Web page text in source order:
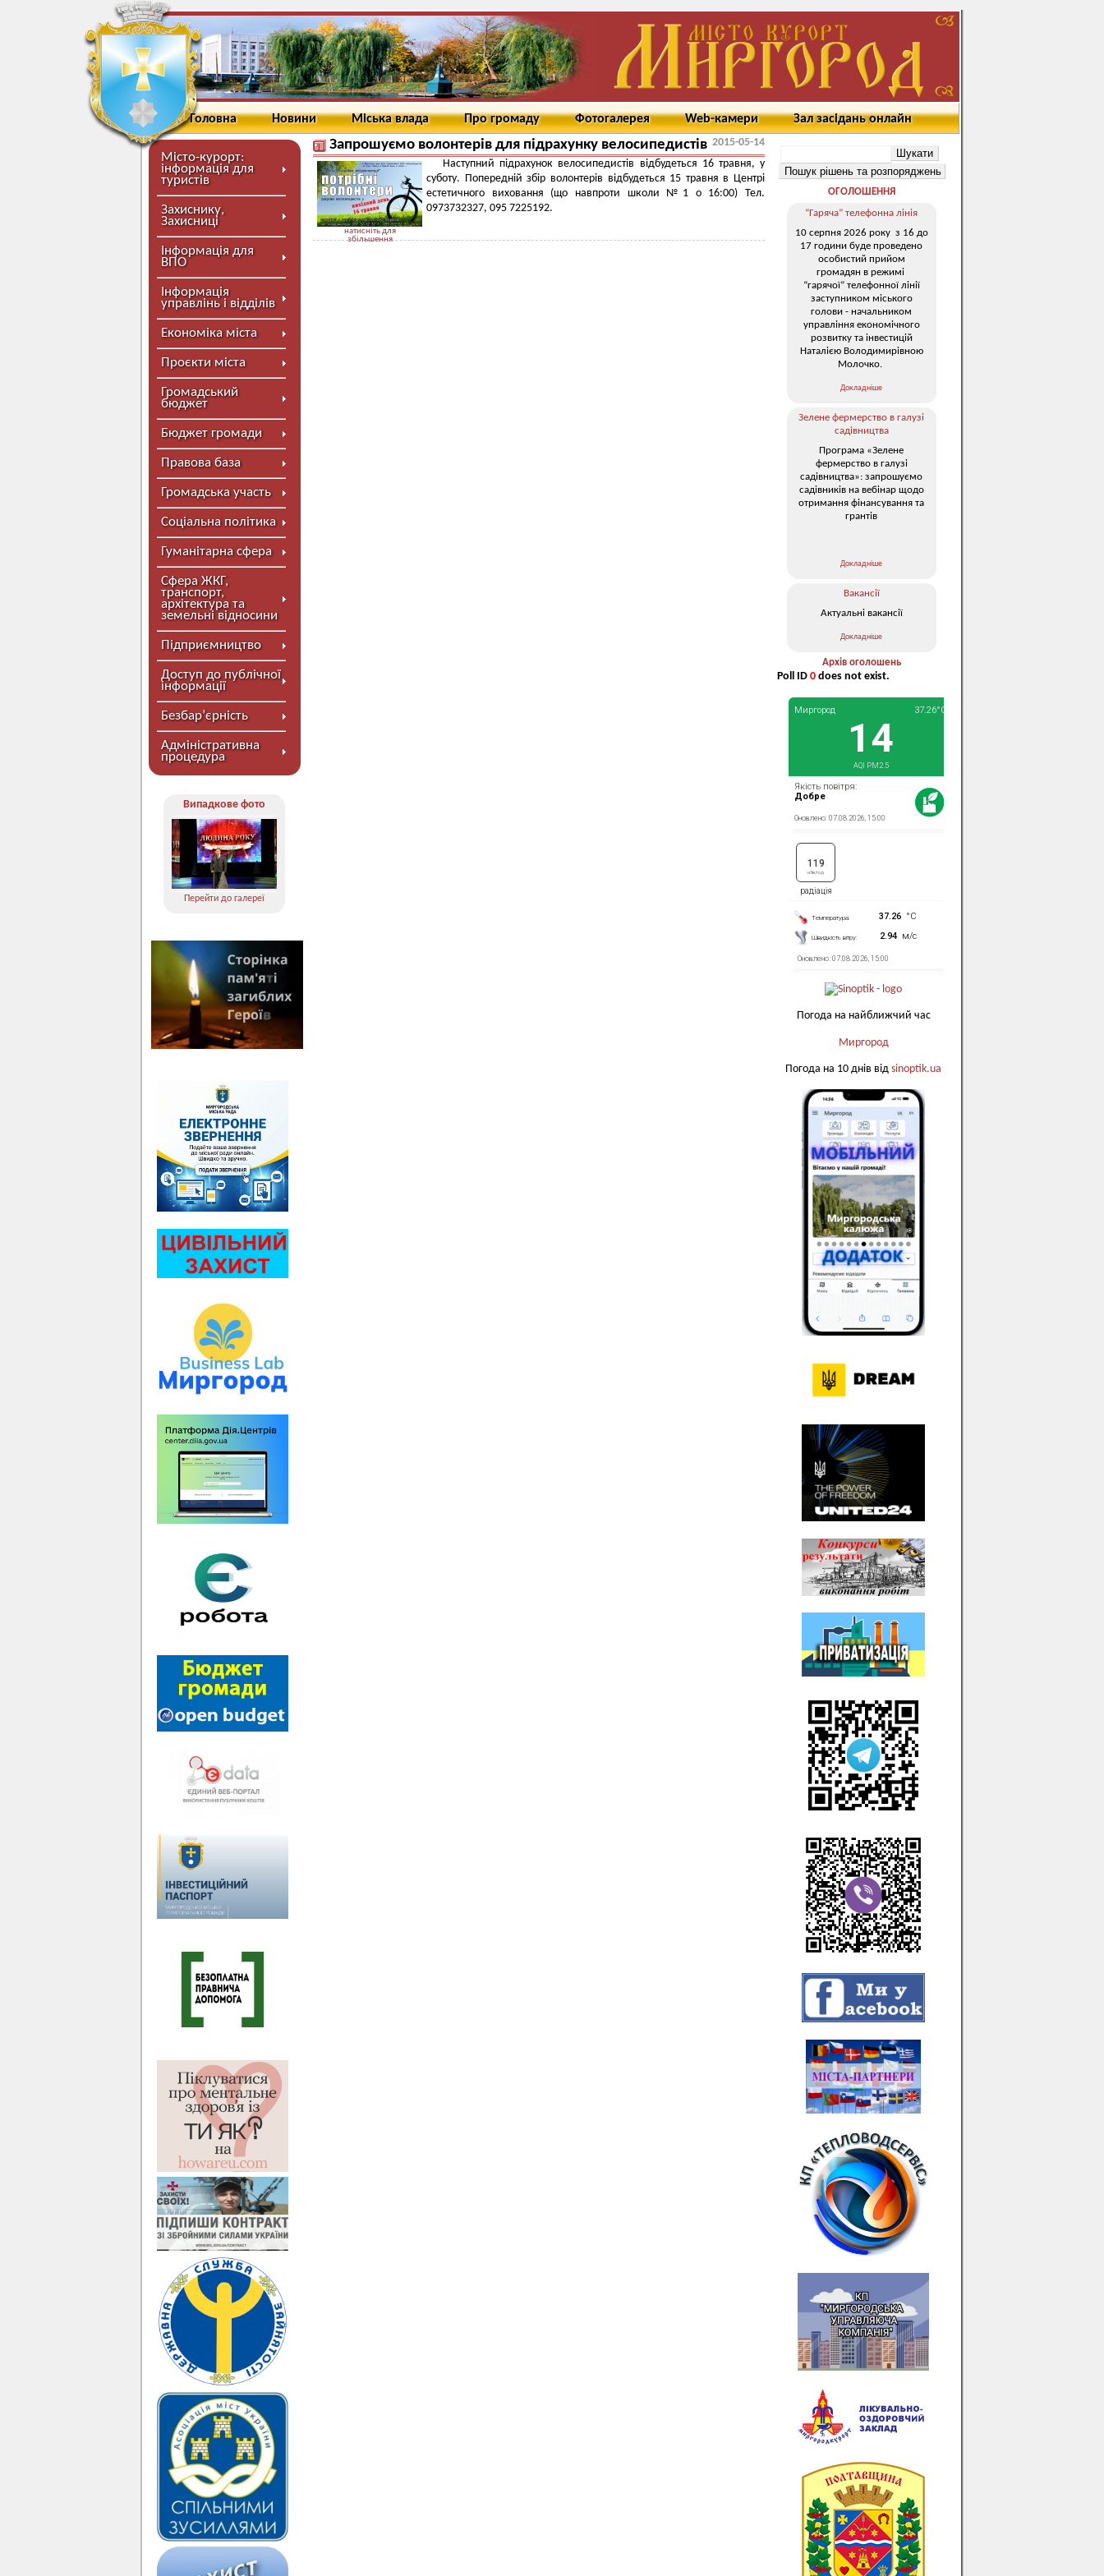
Головна Новини Міська влада Про громаду Фотогалерея Web-камери Зал засідань онлайн
Місто-курорт:
інформація для
туристів
Захиснику,
Захисниці
Інформація для
ВПО
Інформація
управлінь і відділів
Економіка міста
Проєкти міста
Громадський
бюджет
Бюджет громади
Правова база
Громадська участь
Соціальна політика
Гуманітарна сфера
Сфера ЖКГ,
транспорт,
архітектура та
земельні відносини
Підприємництво
Доступ до публічної
інформації
Безбар’єрність
Адміністративна
процедура
Випадкове фото
Перейти до галереї
Запрошуємо волонтерів для підрахунку велосипедистів 2015-05-14
натисніть для
збільшення
Наступний підрахунок велосипедистів відбудеться 16 травня, у
суботу. Попередній збір волонтерів відбудеться 15 травня в Центрі
естетичного виховання (що навпроти школи №1 о 16:00) Тел.
0973732327, 095 7225192.
ОГОЛОШЕННЯ
“Гаряча” телефонна лінія
10 серпня 2026 року з 16 до
17 години буде проведено
особистий прийом
громадян в режимі
“гарячої” телефонної лінії
заступником міського
голови - начальником
управління економічного
розвитку та інвестицій
Наталією Володимирівною
Молочко.
Докладніше
Зелене фермерство в галузі
садівництва
Програма «Зелене
фермерство в галузі
садівництва»: запрошуємо
садівників на вебінар щодо
отримання фінансування та
грантів
Докладніше
Вакансії
Актуальні вакансії
Докладніше
Архів оголошень
Poll ID 0 does not exist.
Погода на найближчий час
Миргород
Погода на 10 днів від sinoptik.ua